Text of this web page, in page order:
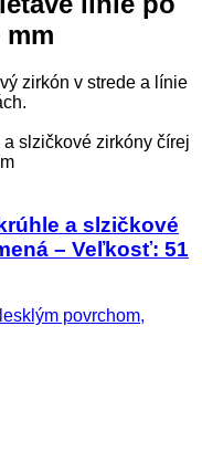
zirkón v strede a línie
a slzičkové
– Veľkosť: 51
povrchom,